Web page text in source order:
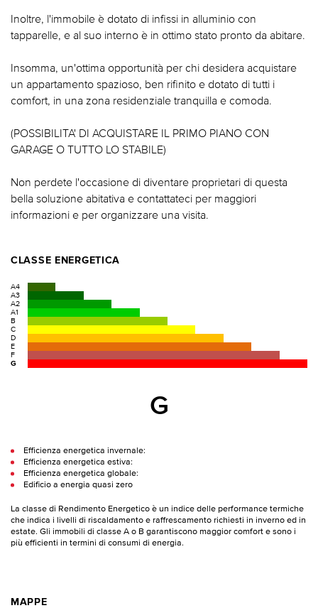
Inoltre, l'immobile è dotato di infissi in alluminio con
tapparelle, e al suo interno è in ottimo stato pronto da abitare.
Insomma, un'ottima opportunità per chi desidera acquistare
un appartamento spazioso, ben rifinito e dotato di tutti i
comfort, in una zona residenziale tranquilla e comoda.
(POSSIBILITA' DI ACQUISTARE IL PRIMO PIANO CON
GARAGE O TUTTO LO STABILE)
Non perdete l'occasione di diventare proprietari di questa
bella soluzione abitativa e contattateci per maggiori
informazioni e per organizzare una visita.
CLASSE ENERGETICA
A4
A3
A2
A1
B
C
D
E
F
G
G
Efficienza energetica invernale:
Efficienza energetica estiva:
Efficienza energetica globale:
Edificio a energia quasi zero
La classe di Rendimento Energetico è un indice delle performance termiche
che indica i livelli di riscaldamento e raffrescamento richiesti in inverno ed in
estate. Gli immobili di classe A o B garantiscono maggior comfort e sono i
più efficienti in termini di consumi di energia.
MAPPE